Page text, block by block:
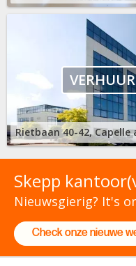
Skepp
Nieuwsgierig? It's
Check onze nieuwe